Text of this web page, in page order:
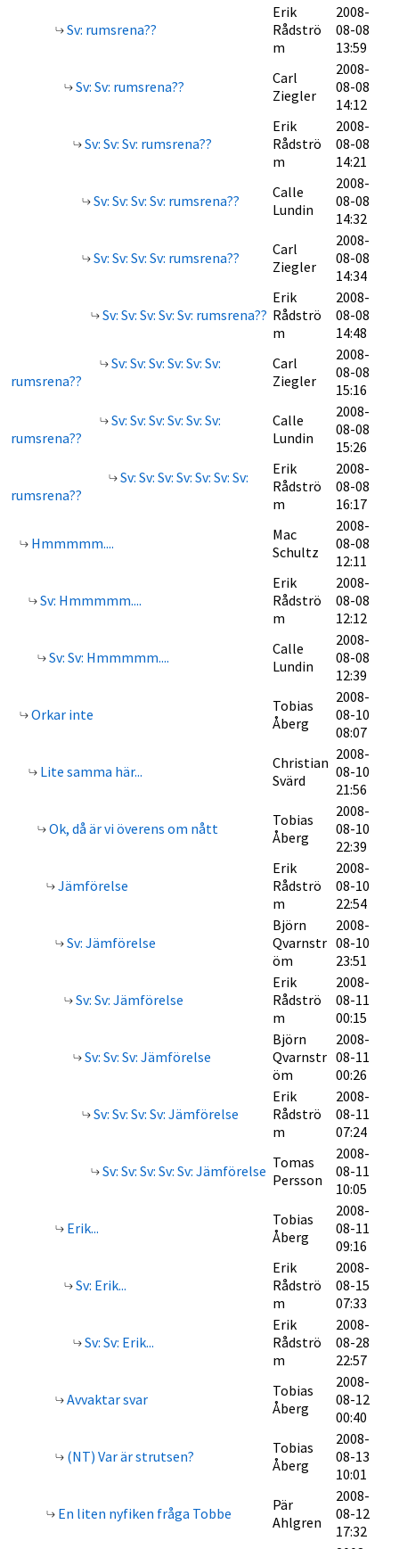
Sv: rumsrena??
Erik
Rådströ
m
2008-
08-08
13:59
Sv: Sv: rumsrena??
Carl
Ziegler
2008-
08-08
14:12
Sv: Sv: Sv: rumsrena??
Erik
Rådströ
m
2008-
08-08
14:21
Sv: Sv: Sv: Sv: rumsrena??
Calle
Lundin
2008-
08-08
14:32
Sv: Sv: Sv: Sv: rumsrena??
Carl
Ziegler
2008-
08-08
14:34
Sv: Sv: Sv: Sv: Sv: rumsrena??
Erik
Rådströ
m
2008-
08-08
14:48
Sv: Sv: Sv: Sv: Sv: Sv:
rumsrena??
Carl
Ziegler
2008-
08-08
15:16
Sv: Sv: Sv: Sv: Sv: Sv:
rumsrena??
Calle
Lundin
2008-
08-08
15:26
Sv: Sv: Sv: Sv: Sv: Sv: Sv:
rumsrena??
Erik
Rådströ
m
2008-
08-08
16:17
Hmmmmm....
Mac
Schultz
2008-
08-08
12:11
Sv: Hmmmmm....
Erik
Rådströ
m
2008-
08-08
12:12
Sv: Sv: Hmmmmm....
Calle
Lundin
2008-
08-08
12:39
Orkar inte
Tobias
Åberg
2008-
08-10
08:07
Lite samma här...
Christian
Svärd
2008-
08-10
21:56
Ok, då är vi överens om nått
Tobias
Åberg
2008-
08-10
22:39
Jämförelse
Erik
Rådströ
m
2008-
08-10
22:54
Sv: Jämförelse
Björn
Qvarnstr
öm
2008-
08-10
23:51
Sv: Sv: Jämförelse
Erik
Rådströ
m
2008-
08-11
00:15
Sv: Sv: Sv: Jämförelse
Björn
Qvarnstr
öm
2008-
08-11
00:26
Sv: Sv: Sv: Sv: Jämförelse
Erik
Rådströ
m
2008-
08-11
07:24
Sv: Sv: Sv: Sv: Sv: Jämförelse Tomas
Persson
2008-
08-11
10:05
Erik...
Tobias
Åberg
2008-
08-11
09:16
Sv: Erik...
Erik
Rådströ
m
2008-
08-15
07:33
Sv: Sv: Erik...
Erik
Rådströ
m
2008-
08-28
22:57
Avvaktar svar
Tobias
Åberg
2008-
08-12
00:40
(NT) Var är strutsen?
Tobias
Åberg
2008-
08-13
10:01
En liten nyfiken fråga Tobbe
Pär
Ahlgren
2008-
08-12
17:32